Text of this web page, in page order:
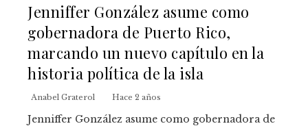
Jenniffer González asume como
gobernadora de Puerto Rico,
marcando un nuevo capítulo en la
historia política de la isla
Anabel Graterol Hace 2 años
Jenniffer González asume como gobernadora de